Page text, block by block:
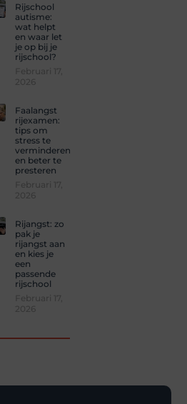
Rijschool
autisme:
wat helpt
en waar let
je op bij je
rijschool?
Faalangst
rijexamen:
tips om
stress te
verminderen
en beter te
presteren
Rijangst: zo
pak je
rijangst aan
en kies je
een
passende
rijschool